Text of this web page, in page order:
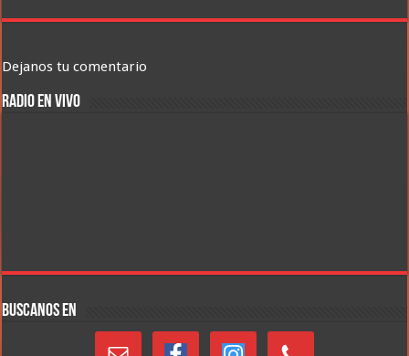
Dejanos tu comentario
RADIO EN VIVO
BUSCANOS EN